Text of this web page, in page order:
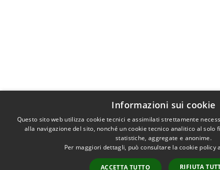
Informazioni sui cookie
Questo sito web utilizza cookie tecnici e assimilati strettamente
alla navigazione del sito, nonché un cookie tecnico analitico al
statistiche, aggregate e anonime.
Per maggiori dettagli, può consultare la cookie policy
ACCETTA TUTTO RIFIUTA